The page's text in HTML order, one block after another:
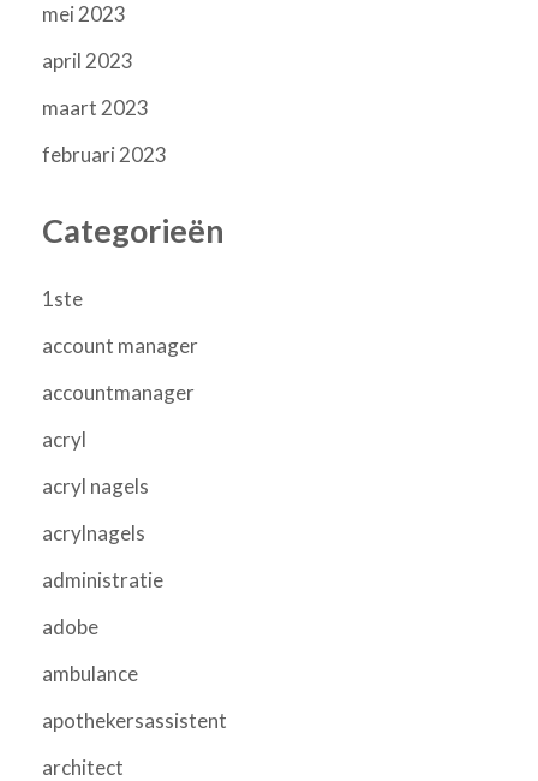
mei 2023
april 2023
maart 2023
februari 2023
Categorieën
1ste
account manager
accountmanager
acryl
acryl nagels
acrylnagels
administratie
adobe
ambulance
apothekersassistent
architect